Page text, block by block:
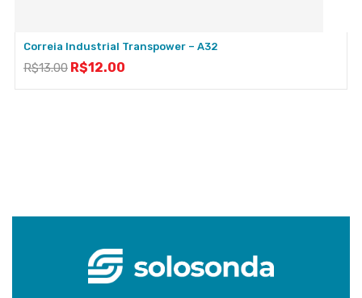
Correia Industrial Transpower – A32
R$13.00 R$12.00